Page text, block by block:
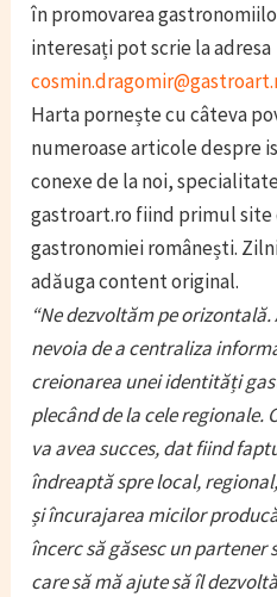
în promovarea
interesați pot scrie la adresa
Harta pornește cu câteva
numeroase articole despre
conexe de la noi,
gastroart.ro fiind primul
gastronomiei românești.
adăuga content original.
“Ne dezvoltăm pe
nevoia de a centraliza
creionarea unei identități
plecând de la cele regionale.
va avea succes, dat fiind
îndreaptă spre local,
și încurajarea micilor
încerc să găsesc un
care să mă ajute să îl